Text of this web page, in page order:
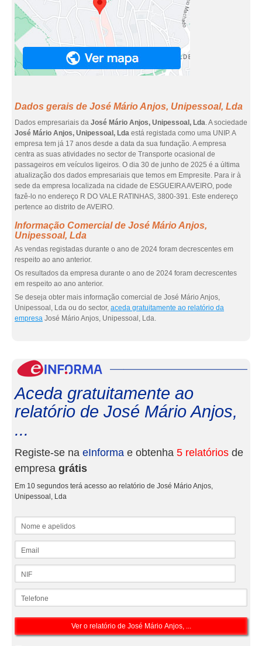
Dados gerais de José Mário Anjos, Unipessoal, Lda
Dados empresariais da José Mário Anjos, Unipessoal, Lda. A sociedade
José Mário Anjos, Unipessoal, Lda está registada como uma UNIP. A
empresa tem já 17 anos desde a data da sua fundação. A empresa
centra as suas atividades no sector de Transporte ocasional de
passageiros em veículos ligeiros. O dia 30 de junho de 2025 é a última
atualização dos dados empresariais que temos em Empresite. Para ir à
sede da empresa localizada na cidade de ESGUEIRA AVEIRO, pode
fazê-lo no endereço R DO VALE RATINHAS, 3800-391. Este endereço
pertence ao distrito de AVEIRO.
Informação Comercial de José Mário Anjos,
Unipessoal, Lda
As vendas registadas durante o ano de 2024 foram decrescentes em
respeito ao ano anterior.
Os resultados da empresa durante o ano de 2024 foram decrescentes
em respeito ao ano anterior.
Se deseja obter mais informação comercial de José Mário Anjos,
Unipessoal, Lda ou do sector, aceda gratuitamente ao relatório da
empresa José Mário Anjos, Unipessoal, Lda.
Aceda gratuitamente ao
relatório de José Mário Anjos,
...
Registe-se na eInforma e obtenha 5 relatórios de
empresa grátis
Em 10 segundos terá acesso ao relatório de José Mário Anjos,
Unipessoal, Lda